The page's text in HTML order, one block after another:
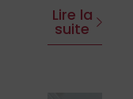
Lire la
suite